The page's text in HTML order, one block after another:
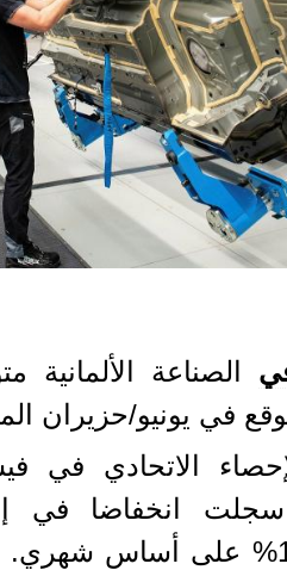
الصناعة الألمانية
في يونيو/حزيران
الاتحادي في
انخفاضا في
الماضي بنسبة 9ر1% على